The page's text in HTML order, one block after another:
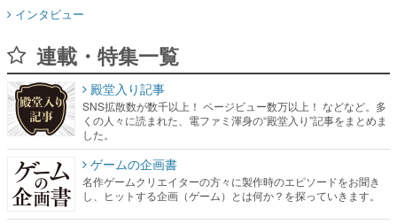
インタビュー
連載・特集一覧
殿堂入り記事
SNS拡散数が数千以上！ ページビュー数万以上！ などなど。多
くの人々に読まれた、電ファミ渾身の“殿堂入り”記事をまとめま
した。
ゲームの企画書
名作ゲームクリエイターの方々に製作時のエピソードをお聞き
し、ヒットする企画（ゲーム）とは何か？を探っていきます。